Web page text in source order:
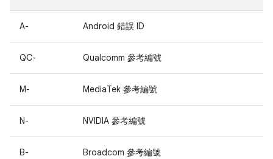
A- Android 錯誤 ID
QC- Qualcomm 參考編號
M- MediaTek 參考編號
N- NVIDIA 參考編號
B- Broadcom 參考編號